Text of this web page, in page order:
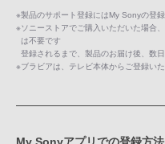
※製品のサポート登録にはMy Sonyの登
※ソニーストアでご購入いただいた場合
は不要です
登録されるまで、製品のお届け後、数
※ブラビアは、テレビ本体からご登録い